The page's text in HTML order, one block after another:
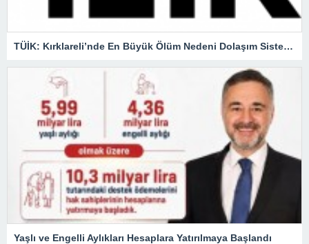
TÜİK: Kırklareli’nde En Büyük Ölüm Nedeni Dolaşım Sistemi Hastalıkları
Yaşlı ve Engelli Aylıkları Hesaplara Yatırılmaya Başlandı